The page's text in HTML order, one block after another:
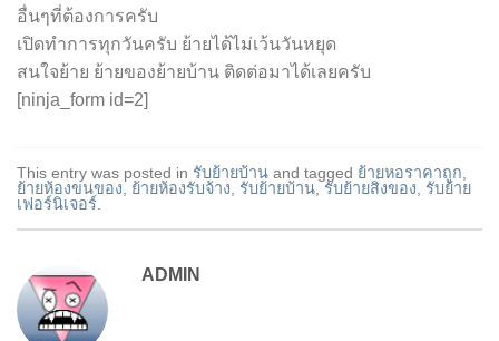
อื่นๆที่ต้องการครับ
เปิดทำการทุกวันครับ ย้ายได้ไม่เว้นวันหยุด
สนใจย้าย ย้ายของย้ายบ้าน ติดต่อมาได้เลยครับ
[ninja_form id=2]
This entry was posted in รับย้ายบ้าน and tagged ย้ายหอราคาถูก,
ย้ายห้องขนของ, ย้ายห้องรับจ้าง, รับย้ายบ้าน, รับย้ายสิ่งของ, รับย้าย
เฟอร์นิเจอร์.
ADMIN